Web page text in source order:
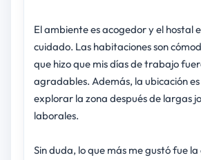
El ambiente es acogedor y el hostal
cuidado. Las habitaciones son
que hizo que mis días de trabajo
agradables. Además, la ubicación
explorar la zona después de largas
laborales.
Sin duda, lo que más me gustó fue